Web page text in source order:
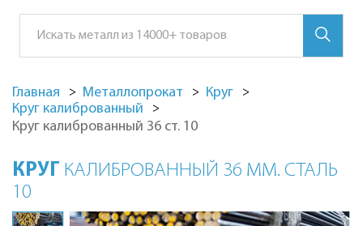
Главная Металлопрокат
Круг
Круг калиброванный
Круг калиброванный 36 ст. 10
КРУГ КАЛИБРОВАННЫЙ 36 ММ. СТАЛЬ
10